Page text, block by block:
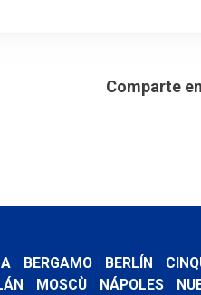
Comparte en
BERGAMO BERLÍN
MOSCÙ NÁPOLES